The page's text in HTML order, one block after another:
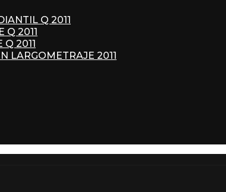
Q 2011
Q 2011
2011
LARGOMETRAJE 2011